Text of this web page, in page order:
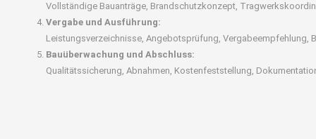
Vollständige Bauanträge, Brandschutzkonzept,
Vergabe und Ausführung:
Leistungsverzeichnisse, Angebotsprüfung, Vergabeempfehlung,
Bauüberwachung und Abschluss:
Qualitätssicherung, Abnahmen, Kostenfeststellung,